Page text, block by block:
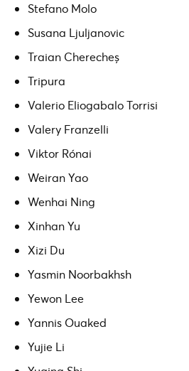
Stefano Molo
Susana Ljuljanovic
Traian Cherecheș
Tripura
Valerio Eliogabalo Torrisi
Valery Franzelli
Viktor Rónai
Weiran Yao
Wenhai Ning
Xinhan Yu
Xizi Du
Yasmin Noorbakhsh
Yewon Lee
Yannis Ouaked
Yujie Li